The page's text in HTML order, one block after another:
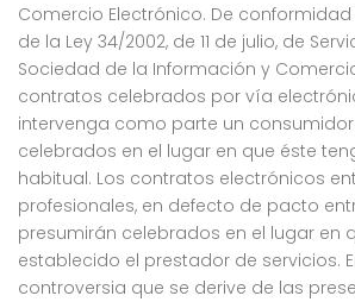
Comercio Electrónico. De
de la Ley 34/2002, de 11 de julio, de
Sociedad de la Información y
contratos celebrados por vía
intervenga como parte un
celebrados en el lugar en que éste
habitual. Los contratos electrónicos
profesionales, en defecto de pacto
presumirán celebrados en el lugar en
establecido el prestador de servicios.
controversia que se derive de las